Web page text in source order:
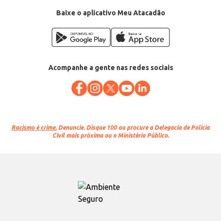
Baixe o aplicativo Meu Atacadão
Acompanhe a gente nas redes sociais
Racismo é crime. Denuncie. Disque 100 ou procure a Delegacia de Polícia
Civil mais próxima ou o Ministério Público.